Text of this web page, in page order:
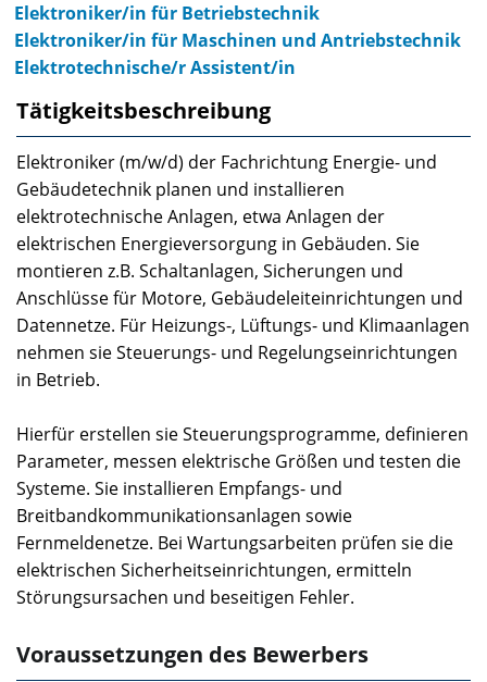
Elektroniker/in für Betriebstechnik
Elektroniker/in für Maschinen und Antriebstechnik
Elektrotechnische/r Assistent/in
Tätigkeitsbeschreibung
Elektroniker (m/w/d) der Fachrichtung Energie- und
Gebäudetechnik planen und installieren
elektrotechnische Anlagen, etwa Anlagen der
elektrischen Energieversorgung in Gebäuden. Sie
montieren z.B. Schaltanlagen, Sicherungen und
Anschlüsse für Motore, Gebäudeleiteinrichtungen und
Datennetze. Für Heizungs-, Lüftungs- und Klimaanlagen
nehmen sie Steuerungs- und Regelungseinrichtungen
in Betrieb.
Hierfür erstellen sie Steuerungsprogramme, definieren
Parameter, messen elektrische Größen und testen die
Systeme. Sie installieren Empfangs- und
Breitbandkommunikationsanlagen sowie
Fernmeldenetze. Bei Wartungsarbeiten prüfen sie die
elektrischen Sicherheitseinrichtungen, ermitteln
Störungsursachen und beseitigen Fehler.
Voraussetzungen des Bewerbers